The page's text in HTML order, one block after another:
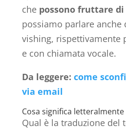
che possono fruttare
possiamo parlare anche
vishing, rispettivamente
e con chiamata vocale.
Da leggere: come
via email
Cosa significa
Qual è la traduzione del